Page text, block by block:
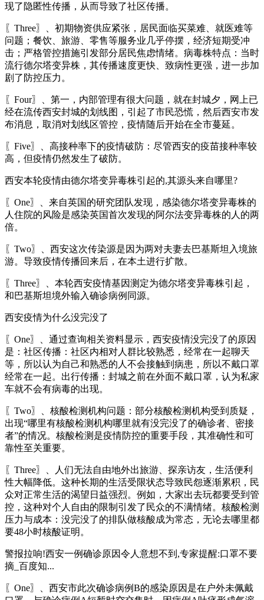
现了隐匿性传播，从而导致了社区传播。
〖Three〗、初期物资供应紧张，居民面临买菜难、就医难等
问题；餐饮、旅游、零售等服务业几乎停摆，经济短期受冲
击；严格管控措施引发部分居民焦虑情绪。病毒株特点：当时
流行德尔塔变异株，其传播速度更快、致病性更强，进一步加
剧了防控压力。
〖Four〗、第一，内部管理有很大问题，就在封城夕，网上已
经在流传西安封城的划线图，引起了市民恐慌，然后西安市发
布消息，取消对划线区管控，疫情随后开始在全市蔓延。
〖Five〗、高接种率下的疫情破防：尽管西安的疫苗接种率较
高，但疫情仍然发生了破防。
西安本轮疫情由德尔塔变异毒株引起的,其源头来自哪里?
〖One〗、来自英国的研究团队发现，感染德尔塔变异毒株的
人住院的风险是感染英国首次发现的阿尔法变异毒株的人的两
倍。
〖Two〗、西安这次传染源是因为两对夫妻去巴基斯坦入境旅
游。导致疫情传播回来后，在本土进行扩散。
〖Three〗、本轮西安疫情基因测定为德尔塔变异毒株引起，
和巴基斯坦境外输入确诊病例同源。
西安疫情为什么没完没了
〖One〗、通过查询相关资料显示，西安疫情没完没了的原因
是：社区传播：社区内相对人群比较熟悉，经常在一起聊天
等，所以认为自己和熟悉的人不会接触到病患，所以不戴口罩
经常在一起。出行传播：封城之前在外面不戴口罩，认为私家
车就不会有病毒的出现。
〖Two〗、核酸检测机构问题：部分核酸检测机构受到质疑，
出现“哪里有核酸检测机构哪里就有没完没了的确诊者、密接
者”的情况。核酸检测是疫情防控的重要手段，其准确性和可
靠性至关重要。
〖Three〗、人们无法自由地外出旅游、探亲访友，生活便利
性大幅降低。这种长期的生活受限状态导致民怨逐渐累积，民
众对正常生活的渴望日益强烈。例如，大家出去玩都要受到管
控，这种对个人自由的限制引发了民众的不满情绪。核酸检测
压力与成本：没完没了的排队做核酸成为常态，无论去哪里都
要48小时核酸证明。
警报拉响!西安一例确诊原因令人意想不到,专家提醒:口罩不要
摘_百度知...
〖One〗、西安市此次确诊病例B的感染原因是在户外未佩戴